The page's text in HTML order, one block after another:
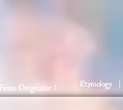
Etymology ｜
From Originator |